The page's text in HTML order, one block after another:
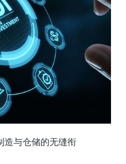
造与仓储的无缝衔